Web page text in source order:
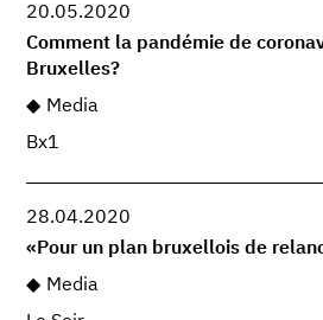
20.05.2020
Comment la pandémie de
Bruxelles?
Media
Bx1
28.04.2020
«Pour un plan bruxellois de
Media